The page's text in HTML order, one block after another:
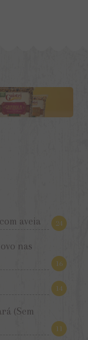
aveia 24
nas
16
14
(Sem
11